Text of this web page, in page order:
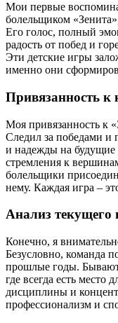
Мои первые
болельщиком
Его голос, полный
радость от побед и
Эти детские игры
именно они
Привязанность к
Моя привязанность к
Следил за победами и
и надежды на будущие
стремления к
болельщики
нему. Каждая игра –
Анализ текущего
Конечно, я
Безусловно, команда
прошлые годы. Бывают
где всегда есть
дисциплины и
профессионализм и